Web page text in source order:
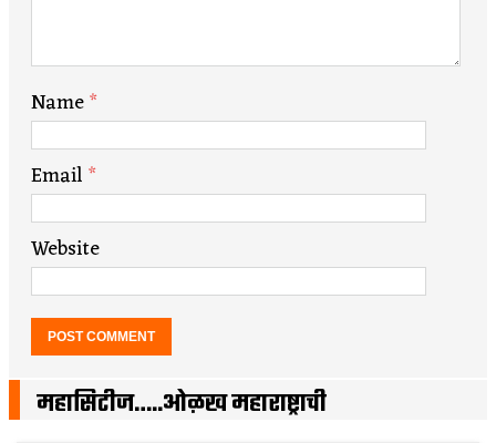
Name*
Email*
Website
महासिटीज…..ओळख महाराष्ट्राची